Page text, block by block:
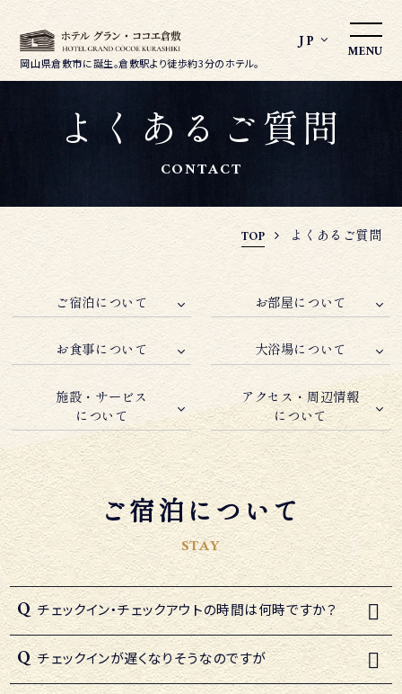
岡山県倉敷市に誕生。倉敷駅より徒歩約3分のホテル。
JP MENU
よくあるご質問
CONTACT
TOP よくあるご質問
ご宿泊について お部屋について
お食事について 大浴場について
施設・サービス
について
アクセス・周辺情報
について
ご宿泊について
STAY
チェックイン・チェックアウトの時間は何時ですか？
チェックインが遅くなりそうなのですが